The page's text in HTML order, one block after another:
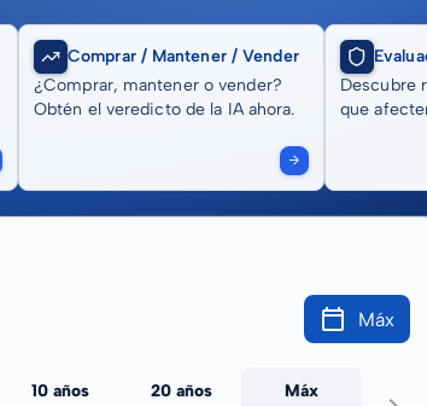
Comprar / Mantener / Vender
¿Comprar, mantener o vender?
Obtén el veredicto de la IA ahora.
Descubre
que
Máx
10 años 20 años Máx